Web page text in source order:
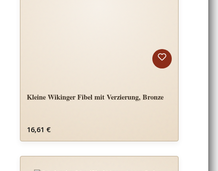
Kleine Wikinger Fibel mit Verzierung, Bronze
Regulärer Preis:
16,61 €